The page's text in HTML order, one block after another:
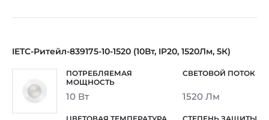
IETC-Ритейл-839175-10-1520 (10Вт, IP20, 1520Лм, 5К)
10 Вт 1520 Лм